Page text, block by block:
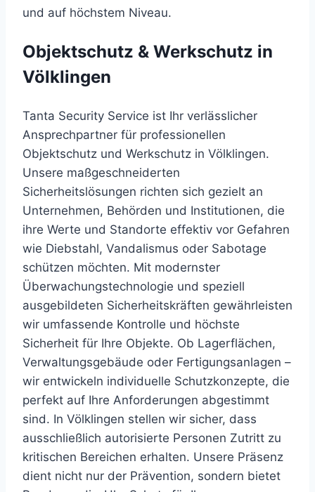
und auf höchstem Niveau.
Objektschutz & Werkschutz in
Völklingen
Tanta Security Service ist Ihr verlässlicher
Ansprechpartner für professionellen
Objektschutz und Werkschutz in Völklingen.
Unsere maßgeschneiderten
Sicherheitslösungen richten sich gezielt an
Unternehmen, Behörden und Institutionen, die
ihre Werte und Standorte effektiv vor Gefahren
wie Diebstahl, Vandalismus oder Sabotage
schützen möchten. Mit modernster
Überwachungstechnologie und speziell
ausgebildeten Sicherheitskräften gewährleisten
wir umfassende Kontrolle und höchste
Sicherheit für Ihre Objekte. Ob Lagerflächen,
Verwaltungsgebäude oder Fertigungsanlagen –
wir entwickeln individuelle Schutzkonzepte, die
perfekt auf Ihre Anforderungen abgestimmt
sind. In Völklingen stellen wir sicher, dass
ausschließlich autorisierte Personen Zutritt zu
kritischen Bereichen erhalten. Unsere Präsenz
dient nicht nur der Prävention, sondern bietet